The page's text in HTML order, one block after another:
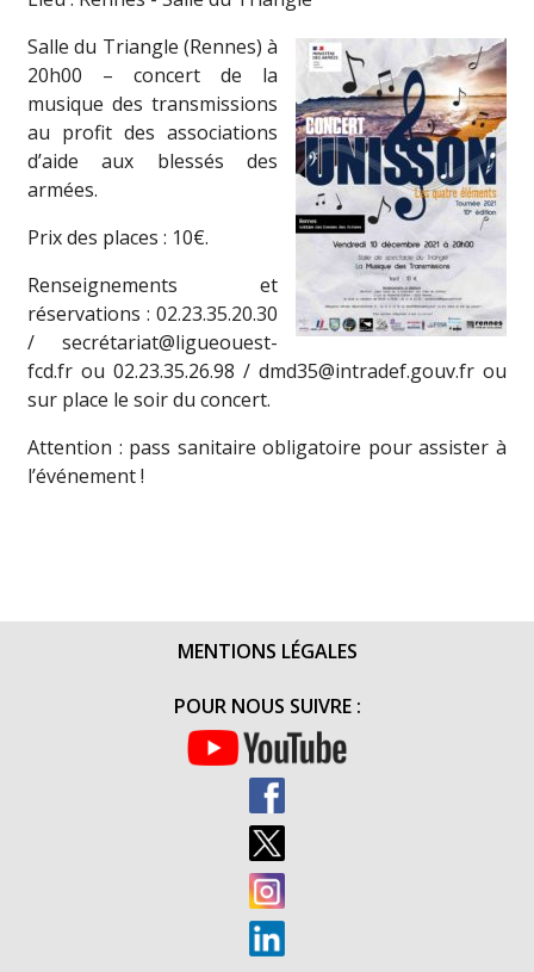
Salle du Triangle (Rennes) à
20h00 – concert de la
musique des transmissions
au profit des associations
d’aide aux blessés des
armées.
Prix des places : 10€.
Renseignements et
réservations : 02.23.35.20.30
/ secrétariat@ligueouest-
fcd.fr ou 02.23.35.26.98 / dmd35@intradef.gouv.fr ou
sur place le soir du concert.
Attention : pass sanitaire obligatoire pour assister à
l’événement !
MENTIONS LÉGALES
POUR NOUS SUIVRE :